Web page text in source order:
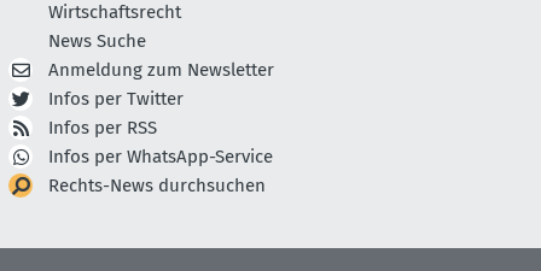
Wirtschaftsrecht
News Suche
Anmeldung zum Newsletter
Infos per Twitter
Infos per RSS
Infos per WhatsApp-Service
Rechts-News durchsuchen